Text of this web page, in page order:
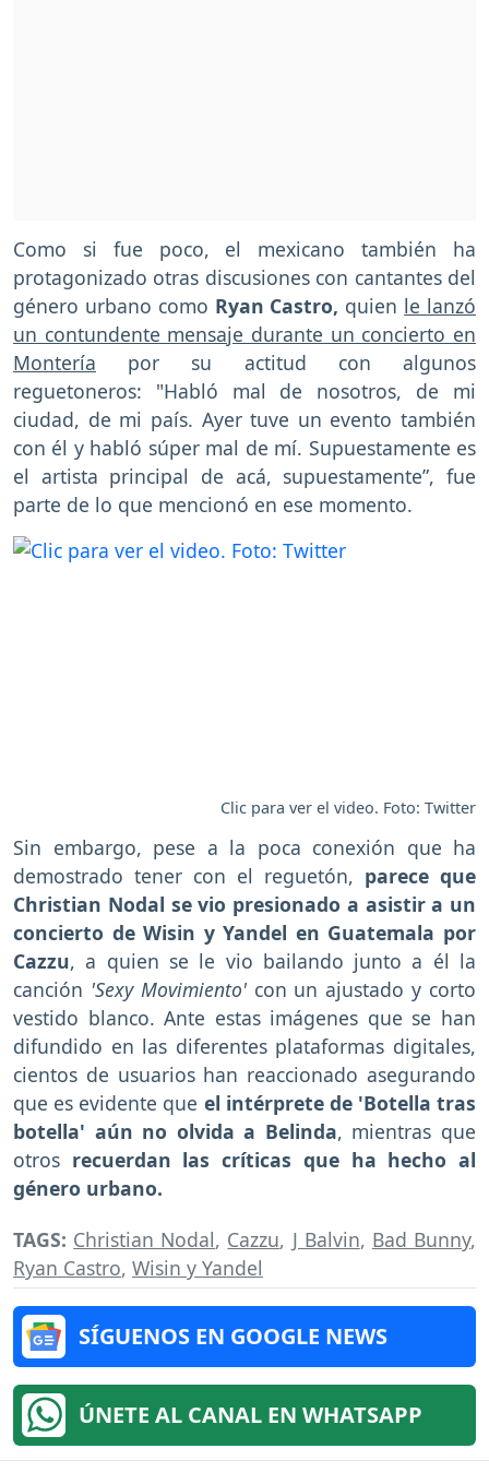
Como si fue poco, el mexicano también ha
protagonizado otras discusiones con cantantes del
género urbano como Ryan Castro, quien le lanzó
un contundente mensaje durante un concierto en
Montería por su actitud con algunos
reguetoneros: "Habló mal de nosotros, de mi
ciudad, de mi país. Ayer tuve un evento también
con él y habló súper mal de mí. Supuestamente es
el artista principal de acá, supuestamente”, fue
parte de lo que mencionó en ese momento.
Clic para ver el video. Foto: Twitter
Sin embargo, pese a la poca conexión que ha
demostrado tener con el reguetón, parece que
Christian Nodal se vio presionado a asistir a un
concierto de Wisin y Yandel en Guatemala por
Cazzu, a quien se le vio bailando junto a él la
canción 'Sexy Movimiento'con un ajustado y corto
vestido blanco. Ante estas imágenes que se han
difundido en las diferentes plataformas digitales,
cientos de usuarios han reaccionado asegurando
que es evidente que el intérprete de 'Botella tras
botella' aún no olvida a Belinda, mientras que
otros recuerdan las críticas que ha hecho al
género urbano.
TAGS: Christian Nodal, Cazzu, J Balvin, Bad Bunny,
Ryan Castro, Wisin y Yandel
SÍGUENOS EN GOOGLE NEWS
ÚNETE AL CANAL EN WHATSAPP